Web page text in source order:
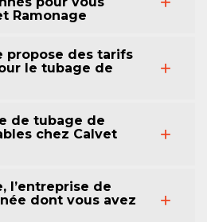
Ramonage
propose des tarifs
le tubage de
de tubage de
chez Calvet
l’entreprise de
dont vous avez